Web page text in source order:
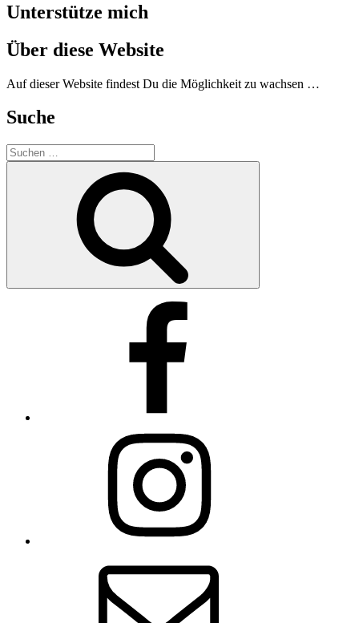
Unterstütze mich
Über diese Website
Auf dieser Website findest Du die Möglichkeit zu wachsen …
Suche
Suchen
nach: